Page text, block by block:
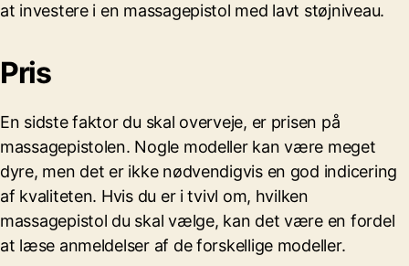
at investere i en massagepistol med lavt støjniveau.
Pris
En sidste faktor du skal overveje, er prisen på
massagepistolen. Nogle modeller kan være meget
dyre, men det er ikke nødvendigvis en god indicering
af kvaliteten. Hvis du er i tvivl om, hvilken
massagepistol du skal vælge, kan det være en fordel
at læse anmeldelser af de forskellige modeller.